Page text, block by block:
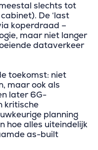
slechts tot
De ‘last
koperdraad –
maar niet langer
dataverkeer
toekomst: niet
maar ook als
later 6G-
kritische
planning
hoe alles uiteindelijk
as-built